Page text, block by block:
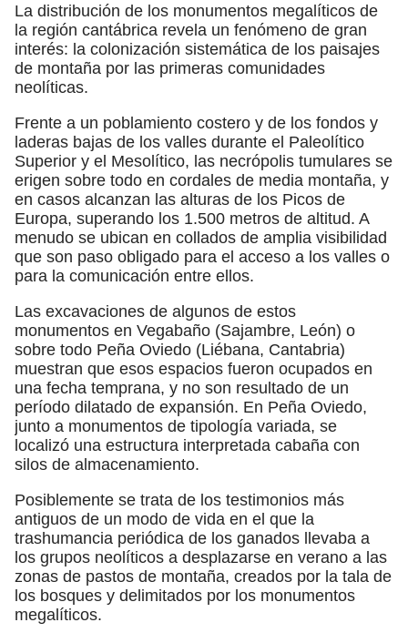
La distribución de los monumentos megalíticos de
la región cantábrica revela un fenómeno de gran
interés: la colonización sistemática de los paisajes
de montaña por las primeras comunidades
neolíticas.
Frente a un poblamiento costero y de los fondos y
laderas bajas de los valles durante el Paleolítico
Superior y el Mesolítico, las necrópolis tumulares se
erigen sobre todo en cordales de media montaña, y
en casos alcanzan las alturas de los Picos de
Europa, superando los 1.500 metros de altitud. A
menudo se ubican en collados de amplia visibilidad
que son paso obligado para el acceso a los valles o
para la comunicación entre ellos.
Las excavaciones de algunos de estos
monumentos en Vegabaño (Sajambre, León) o
sobre todo Peña Oviedo (Liébana, Cantabria)
muestran que esos espacios fueron ocupados en
una fecha temprana, y no son resultado de un
período dilatado de expansión. En Peña Oviedo,
junto a monumentos de tipología variada, se
localizó una estructura interpretada cabaña con
silos de almacenamiento.
Posiblemente se trata de los testimonios más
antiguos de un modo de vida en el que la
trashumancia periódica de los ganados llevaba a
los grupos neolíticos a desplazarse en verano a las
zonas de pastos de montaña, creados por la tala de
los bosques y delimitados por los monumentos
megalíticos.